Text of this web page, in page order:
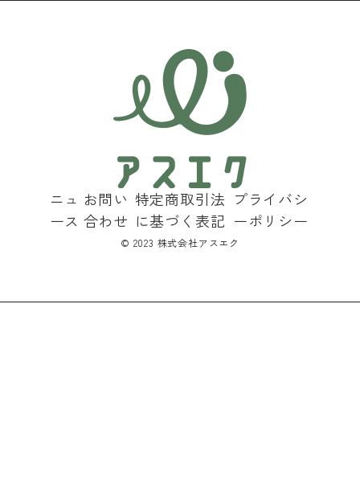
ニュ
ース
お問い
合わせ
特定商取引法
に基づく表記
プライバシ
ーポリシー
©︎ 2023 株式会社アスエク